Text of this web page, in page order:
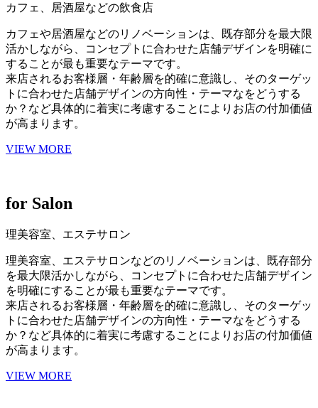
カフェ、居酒屋などの飲食店
カフェや居酒屋などのリノベーションは、既存部分を最大限
活かしながら、コンセプトに合わせた店舗デザインを明確に
することが最も重要なテーマです。
来店されるお客様層・年齢層を的確に意識し、そのターゲッ
トに合わせた店舗デザインの方向性・テーマなをどうする
か？など具体的に着実に考慮することによりお店の付加価値
が高まります。
VIEW MORE
for Salon
理美容室、エステサロン
理美容室、エステサロンなどのリノベーションは、既存部分
を最大限活かしながら、コンセプトに合わせた店舗デザイン
を明確にすることが最も重要なテーマです。
来店されるお客様層・年齢層を的確に意識し、そのターゲッ
トに合わせた店舗デザインの方向性・テーマなをどうする
か？など具体的に着実に考慮することによりお店の付加価値
が高まります。
VIEW MORE